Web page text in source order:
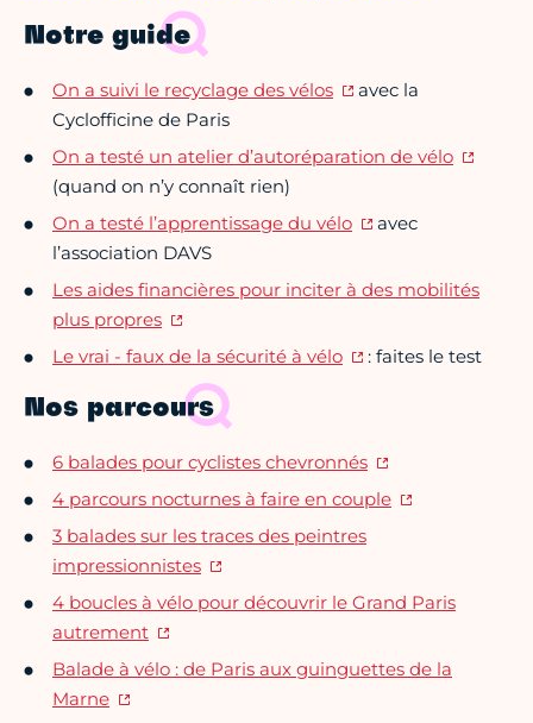
Notre guide
On a suivi le recyclage des vélos
avec la
Cyclofficine de Paris
On a testé un atelier d’autoréparation de vélo
(quand on n’y connaît rien)
On a testé l’apprentissage du vélo
avec
l’association DAVS
Les aides financières pour inciter à des mobilités
plus propres
Le vrai - faux de la sécurité à vélo
: faites le test
Nos parcours
6 balades pour cyclistes chevronnés
4 parcours nocturnes à faire en couple
3 balades sur les traces des peintres
impressionnistes
4 boucles à vélo pour découvrir le Grand Paris
autrement
Balade à vélo : de Paris aux guinguettes de la
Marne